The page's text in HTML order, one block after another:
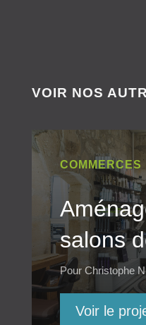
VOIR NOS
COMMERCES
salons
Pour Christophe
Voir le